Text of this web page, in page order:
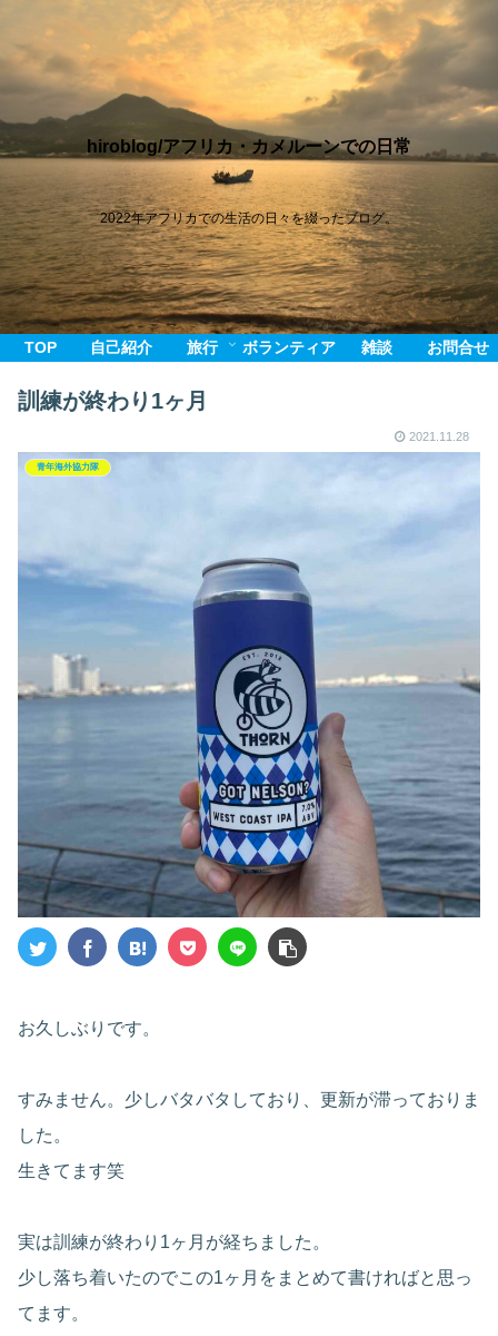
hiroblog/アフリカ・カメルーンでの日常
2022年アフリカでの生活の日々を綴ったブログ。
TOP 自己紹介 旅行 ボランティア 雑談 お問合せ
訓練が終わり1ヶ月
2021.11.28
青年海外協力隊
お久しぶりです。
すみません。少しバタバタしており、更新が滞っておりま
した。
生きてます笑
実は訓練が終わり1ヶ月が経ちました。
少し落ち着いたのでこの1ヶ月をまとめて書ければと思っ
てます。